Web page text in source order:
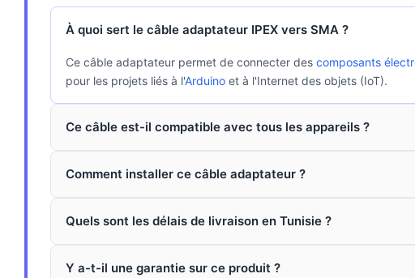
À quoi sert le câble adaptateur IPEX vers SMA ?
Ce câble adaptateur permet de connecter des composants
pour les projets liés à l'Arduino et à l'Internet des objets (IoT).
Ce câble est-il compatible avec tous les appareils ?
Comment installer ce câble adaptateur ?
Quels sont les délais de livraison en Tunisie ?
Y a-t-il une garantie sur ce produit ?